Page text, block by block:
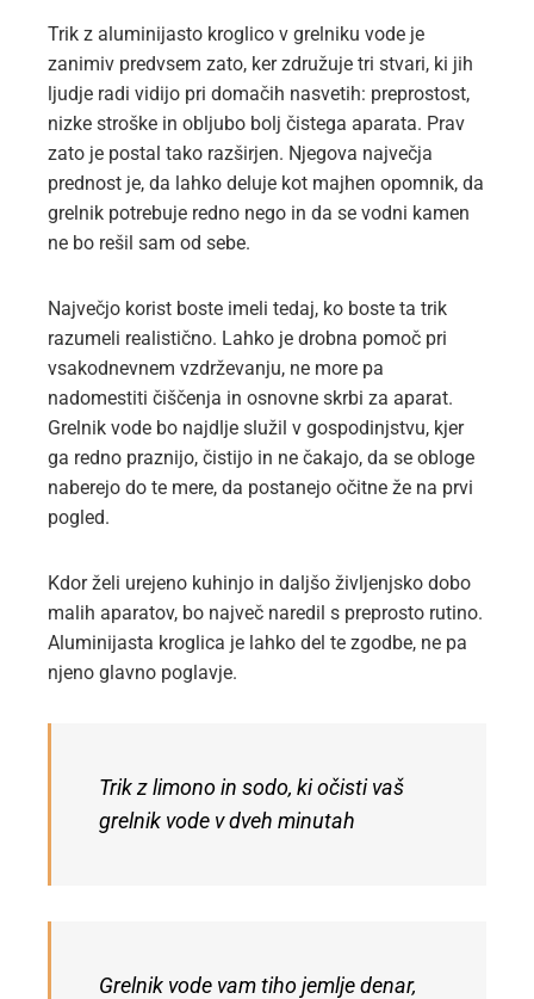
Trik z aluminijasto kroglico v grelniku vode je
zanimiv predvsem zato, ker združuje tri stvari, ki jih
ljudje radi vidijo pri domačih nasvetih: preprostost,
nizke stroške in obljubo bolj čistega aparata. Prav
zato je postal tako razširjen. Njegova največja
prednost je, da lahko deluje kot majhen opomnik, da
grelnik potrebuje redno nego in da se vodni kamen
ne bo rešil sam od sebe.
Največjo korist boste imeli tedaj, ko boste ta trik
razumeli realistično. Lahko je drobna pomoč pri
vsakodnevnem vzdrževanju, ne more pa
nadomestiti čiščenja in osnovne skrbi za aparat.
Grelnik vode bo najdlje služil v gospodinjstvu, kjer
ga redno praznijo, čistijo in ne čakajo, da se obloge
naberejo do te mere, da postanejo očitne že na prvi
pogled.
Kdor želi urejeno kuhinjo in daljšo življenjsko dobo
malih aparatov, bo največ naredil s preprosto rutino.
Aluminijasta kroglica je lahko del te zgodbe, ne pa
njeno glavno poglavje.
Trik z limono in sodo, ki očisti vaš
grelnik vode v dveh minutah
Grelnik vode vam tiho jemlje denar,